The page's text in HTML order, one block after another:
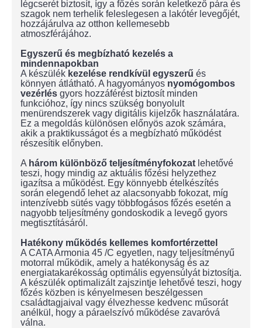
légcserét biztosít, így a főzés során keletkező pára és
szagok nem terhelik feleslegesen a lakótér levegőjét,
hozzájárulva az otthon kellemesebb
atmoszférájához.
Egyszerű és megbízható kezelés a
mindennapokban
A készülék kezelése rendkívül egyszerű és
könnyen átlátható. A hagyományos nyomógombos
vezérlés gyors hozzáférést biztosít minden
funkcióhoz, így nincs szükség bonyolult
menürendszerek vagy digitális kijelzők használatára.
Ez a megoldás különösen előnyös azok számára,
akik a praktikusságot és a megbízható működést
részesítik előnyben.
A három különböző teljesítményfokozat lehetővé
teszi, hogy mindig az aktuális főzési helyzethez
igazítsa a működést. Egy könnyebb ételkészítés
során elegendő lehet az alacsonyabb fokozat, míg
intenzívebb sütés vagy többfogásos főzés esetén a
nagyobb teljesítmény gondoskodik a levegő gyors
megtisztításáról.
Hatékony működés kellemes komfortérzettel
A CATA Armonia 45 /C egyetlen, nagy teljesítményű
motorral működik, amely a hatékonyság és az
energiatakarékosság optimális egyensúlyát biztosítja.
A készülék optimalizált zajszintje lehetővé teszi, hogy
főzés közben is kényelmesen beszélgessen
családtagjaival vagy élvezhesse kedvenc műsorát
anélkül, hogy a páraelszívó működése zavaróvá
válna.